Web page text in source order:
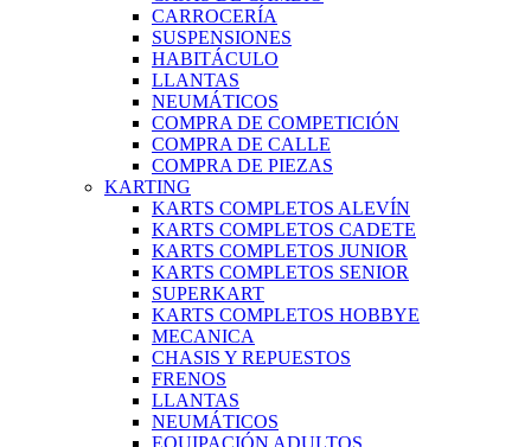
CARROCERÍA
SUSPENSIONES
HABITÁCULO
LLANTAS
NEUMÁTICOS
COMPRA DE COMPETICIÓN
COMPRA DE CALLE
COMPRA DE PIEZAS
KARTING
KARTS COMPLETOS ALEVÍN
KARTS COMPLETOS CADETE
KARTS COMPLETOS JUNIOR
KARTS COMPLETOS SENIOR
SUPERKART
KARTS COMPLETOS HOBBYE
MECANICA
CHASIS Y REPUESTOS
FRENOS
LLANTAS
NEUMÁTICOS
EQUIPACIÓN ADULTOS